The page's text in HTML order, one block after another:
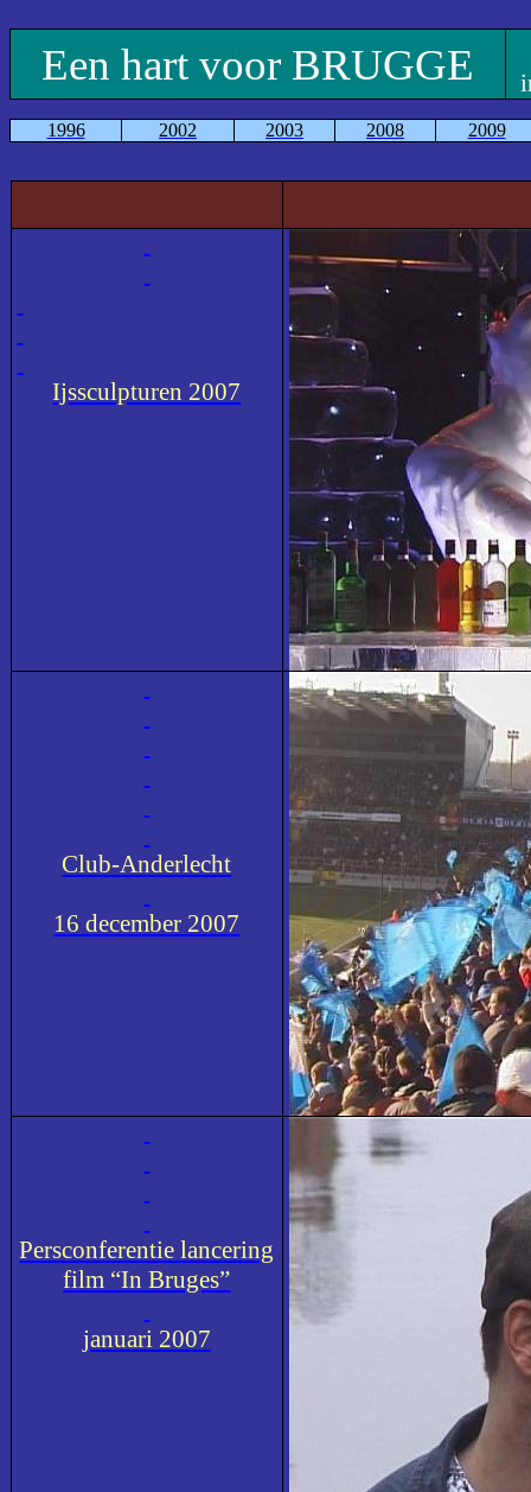
Een hart voor BRUGGE
1996 2002 2003 2008 2009
Ijssculpturen 2007
Club-Anderlecht
16 december 2007
Persconferentie lancering
film “In Bruges”
januari 2007